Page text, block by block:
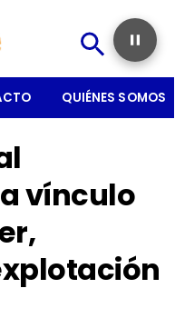
QUIÉNES SOMOS
vínculo